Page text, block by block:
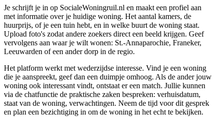
Je schrijft je in op SocialeWoningruil.nl en maakt een profiel aan
met informatie over je huidige woning. Het aantal kamers, de
huurprijs, of je een tuin hebt, en in welke buurt de woning staat.
Upload foto's zodat andere zoekers direct een beeld krijgen. Geef
vervolgens aan waar je wilt wonen: St.-Annaparochie, Franeker,
Leeuwarden of een ander dorp in de regio.
Het platform werkt met wederzijdse interesse. Vind je een woning
die je aanspreekt, geef dan een duimpje omhoog. Als de ander jouw
woning ook interessant vindt, ontstaat er een match. Jullie kunnen
via de chatfunctie de praktische zaken bespreken: verhuisdatum,
staat van de woning, verwachtingen. Neem de tijd voor dit gesprek
en plan een bezichtiging in om de woning in het echt te bekijken.